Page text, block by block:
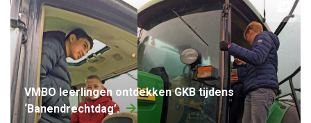
VMBO leerlingen ontdekken GKB tijdens
‘Banendrechtdag’.